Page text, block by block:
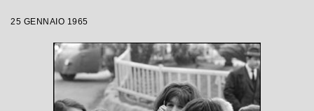
25 GENNAIO 1965